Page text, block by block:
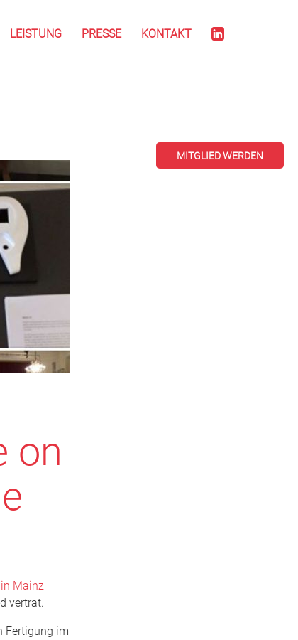
LEISTUNG PRESSE KONTAKT
on
Mainz
vertrat.
Fertigung im
MITGLIED WERDEN